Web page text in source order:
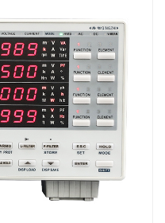
电压、电流和功率变化的同
并显示机械功率和总效率。